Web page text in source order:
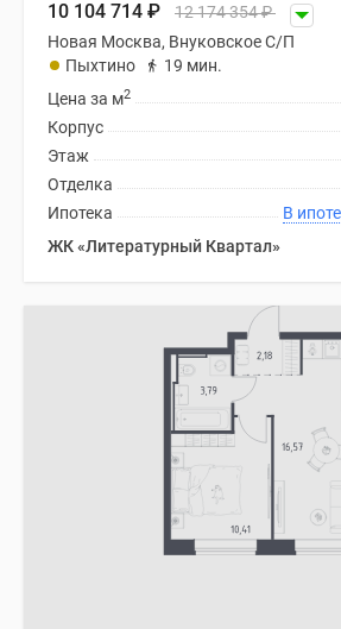
10 104 714 ₽ 12 174 354₽
Новая Москва, Внуковское С/П
Пыхтино
19 мин.
Цена за м2
Корпус
Этаж
Отделка
Ипотека
ЖК «Литературный Квартал»